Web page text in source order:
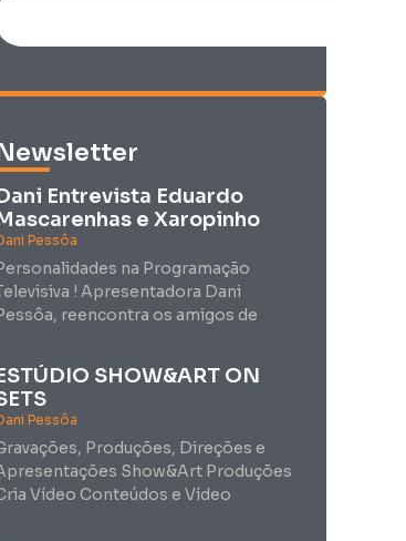
Entrevista Eduardo
e Xaropinho
Pessôa
na Programação
! Apresentadora Dani
reencontra os amigos de
SHOW&ART ON
Pessôa
Produções, Direções e
Show&Art Produções
Vídeo Conteúdos e Vídeo